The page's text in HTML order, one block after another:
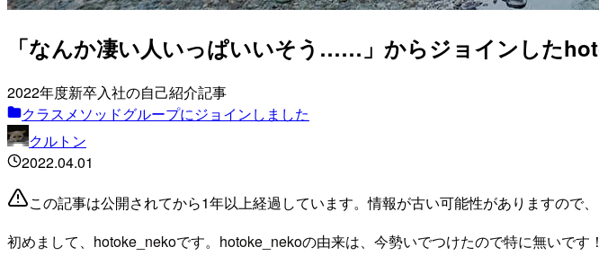
「なんか凄い人いっぱいいそう……」からジョインした
2022年度新卒入社の自己紹介記事
クラスメソッドグループにジョインしました
クルトン
2022.04.01
この記事は公開されてから1年以上経過しています。情報が古い可能性がありますので、
初めまして、hotoke_nekoです。hotoke_nekoの由来は、今勢いでつけたので特に無いです